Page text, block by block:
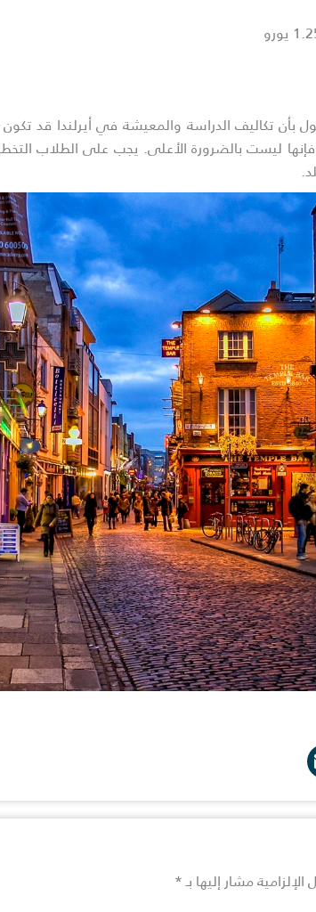
بأن تكاليف الدراسة والمعيشة في أيرلندا قد
ليست بالضرورة الأعلى. يجب على الطلاب
الإلزامية مشار إليها بـ*